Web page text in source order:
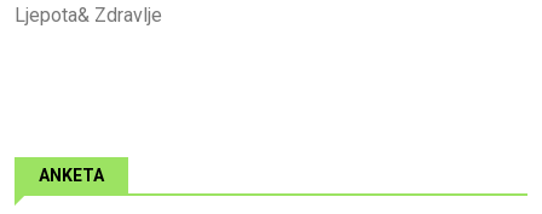
Ljepota& Zdravlje
ANKETA